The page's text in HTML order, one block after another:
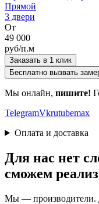
Прямой
3 двери
От
49 000
руб/п.м
Заказать в 1 клик
Бесплатно вызвать
Мы онлайн, пишите!
TelegramVkrutubemax
Оплата и доставка
Для нас нет
сможем
Мы — производители.